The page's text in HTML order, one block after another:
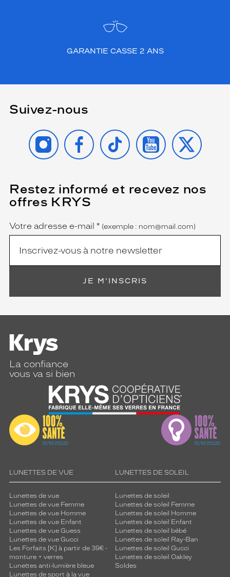
GARANTIE CASSE 2 ANS
Suivez-nous
INSTAGRAMFACEBOOK
TIKTOK YOUTUBE
X
Restez informé et recevez nos
offres KRYS
Name
Votre adresse e-mail *
(Ce
champ
est
obligatoire)
(exemple : nom@mail.com)
JE M'INSCRIS
La confiance
vous va si bien
LUNETTES DE VUE
Lunettes de vue
Lunettes de vue Femme
Lunettes de vue Homme
Lunettes de vue Enfant
Lunettes de vue Guess
Lunettes de vue Gucci
Les Forfaits [K] à partir de 39€ -
monture + verres
Lunettes anti-lumière bleue
Lunettes de sport à la vue
LUNETTES DE SOLEIL
Lunettes de soleil
Lunettes de soleil Femme
Lunettes de soleil Homme
Lunettes de soleil Enfant
Lunettes de soleil bébé
Lunettes de soleil Ray-Ban
Lunettes de soleil Gucci
Lunettes de soleil Oakley
Soldes